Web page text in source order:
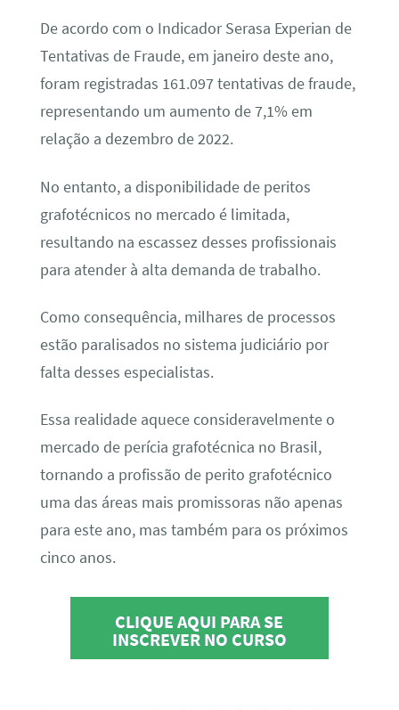
De acordo com o Indicador Serasa Experian de
Tentativas de Fraude, em janeiro deste ano,
foram registradas 161.097 tentativas de fraude,
representando um aumento de 7,1% em
relação a dezembro de 2022.
No entanto, a disponibilidade de peritos
grafotécnicos no mercado é limitada,
resultando na escassez desses profissionais
para atender à alta demanda de trabalho.
Como consequência, milhares de processos
estão paralisados no sistema judiciário por
falta desses especialistas.
Essa realidade aquece consideravelmente o
mercado de perícia grafotécnica no Brasil,
tornando a profissão de perito grafotécnico
uma das áreas mais promissoras não apenas
para este ano, mas também para os próximos
cinco anos.
CLIQUE AQUI PARA SE
INSCREVER NO CURSO